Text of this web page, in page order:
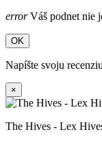
errorVáš podnet nie
OK
Napíšte svoju recenziu
×
The Hives - Lex